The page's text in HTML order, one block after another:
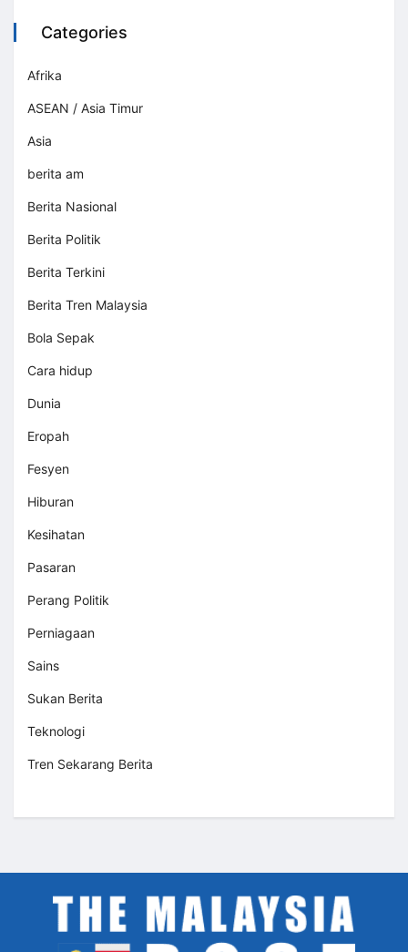
Categories
Afrika
ASEAN / Asia Timur
Asia
berita am
Berita Nasional
Berita Politik
Berita Terkini
Berita Tren Malaysia
Bola Sepak
Cara hidup
Dunia
Eropah
Fesyen
Hiburan
Kesihatan
Pasaran
Perang Politik
Perniagaan
Sains
Sukan Berita
Teknologi
Tren Sekarang Berita